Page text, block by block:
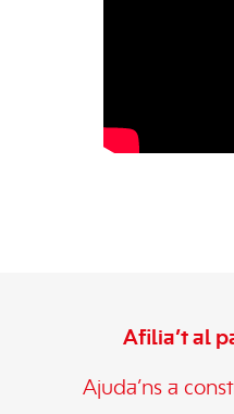
Afilia’t al
Ajuda’ns a